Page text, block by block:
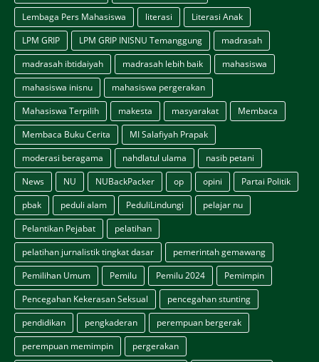
Lembaga Pers Mahasiswa
literasi
Literasi Anak
LPM GRIP
LPM GRIP INISNU Temanggung
madrasah
madrasah ibtidaiyah
madrasah lebih baik
mahasiswa
mahasiswa inisnu
mahasiswa pergerakan
Mahasiswa Terpilih
makesta masyarakat
Membaca
Membaca Buku Cerita
MI Salafiyah Prapak
moderasi beragama
nahdlatul ulama
nasib petani
News
NU NUBackPacker op opini
Partai Politik
pbak
peduli alam PeduliLindungi
pelajar nu
Pelantikan Pejabat
pelatihan
pelatihan jurnalistik tingkat dasar
pemerintah gemawang
Pemilihan Umum
Pemilu Pemilu 2024
Pemimpin
Pencegahan Kekerasan Seksual
pencegahan stunting
pendidikan
pengkaderan
perempuan bergerak
perempuan memimpin
pergerakan